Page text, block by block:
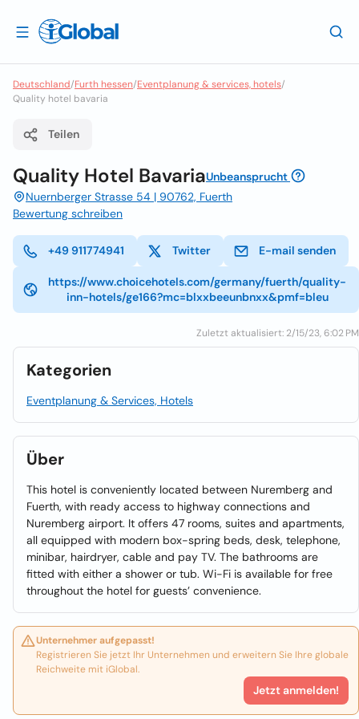
Deutschland/Furth hessen/Eventplanung & services, hotels/
Quality hotel bavaria
Teilen
Quality Hotel BavariaUnbeansprucht
Nuernberger Strasse 54 | 90762, Fuerth
Bewertung schreiben
+49 911774941 Twitter E-mail senden
https://www.choicehotels.com/germany/fuerth/quality-
inn-hotels/ge166?mc=blxxbeeunbnxx&pmf=bleu
Zuletzt aktualisiert: 2/15/23, 6:02 PM
Kategorien
Eventplanung & Services, Hotels
Über
This hotel is conveniently located between Nuremberg and
Fuerth, with ready access to highway connections and
Nuremberg airport. It offers 47 rooms, suites and apartments,
all equipped with modern box-spring beds, desk, telephone,
minibar, hairdryer, cable and pay TV. The bathrooms are
fitted with either a shower or tub. Wi-Fi is available for free
throughout the hotel for guests’ convenience.
Unternehmer aufgepasst!
Registrieren Sie jetzt Ihr Unternehmen und erweitern Sie Ihre globale
Reichweite mit iGlobal.
Jetzt anmelden!